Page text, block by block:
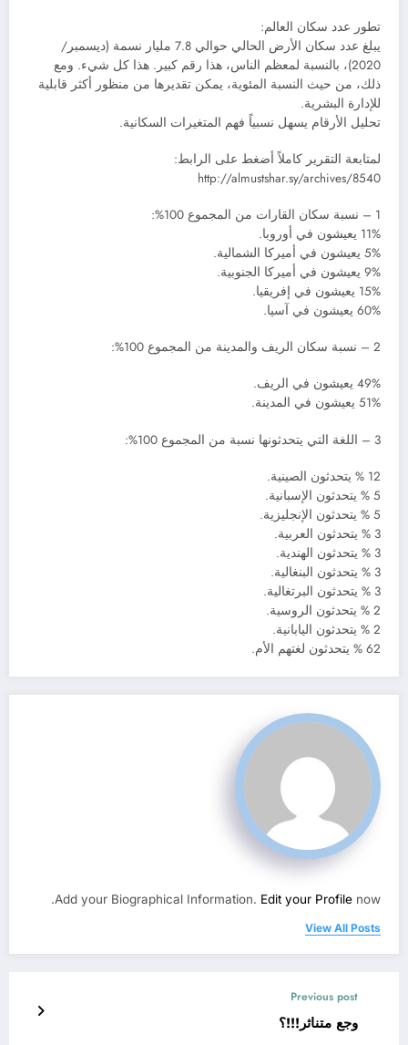
تطور عدد سكان العالم:
يبلغ عدد سكان الأرض الحالي حوالي 7.8 مليار نسمة (ديسمبر/
2020)، بالنسبة لمعظم الناس، هذا رقم كبير. هذا كل شيء. ومع
ذلك، من حيث النسبة المئوية، يمكن تقديرها من منظور أكثر قابلية
للإدارة البشرية.
تحليل الأرقام يسهل نسبياً فهم المتغيرات السكانية.
لمتابعة التقرير كاملاً أضغط على الرابط:
http://almustshar.sy/archives/8540
1 – نسبة سكان القارات من المجموع 100%:
11% يعيشون في أوروبا.
5% يعيشون في أميركا الشمالية.
9% يعيشون في أميركا الجنوبية.
15% يعيشون في إفريقيا.
60% يعيشون في آسيا.
2 – نسبة سكان الريف والمدينة من المجموع 100%:
49% يعيشون في الريف.
51% يعيشون في المدينة.
3 – اللغة التي يتحدثونها نسبة من المجموع 100%:
12 % يتحدثون الصينية.
5 % يتحدثون الإسبانية.
5 % يتحدثون الإنجليزية.
3 % يتحدثون العربية.
3 % يتحدثون الهندية.
3 % يتحدثون البنغالية.
3 % يتحدثون البرتغالية.
2 % يتحدثون الروسية.
2 % يتحدثون اليابانية.
62 % يتحدثون لغتهم الأم.
Add your Biographical Information. Edit your Profile now.
View All Posts
Previous post
وجع متناثر!!!؟